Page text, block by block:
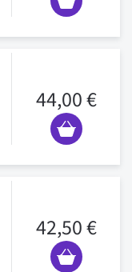
44,00 €
42,50 €